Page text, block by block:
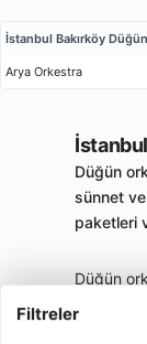
Filtreler
İstanbul Bakırköy
Arya Orkestra
Düğün
sünnet
paketleri
Düğün
özel